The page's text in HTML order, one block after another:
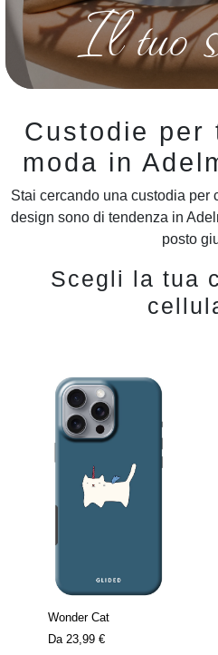
Il tuo
Custodie per
moda in
Stai cercando una custodia per
design sono di tendenza in
posto
Scegli la tua
Wonder Cat
Da 23,99 €